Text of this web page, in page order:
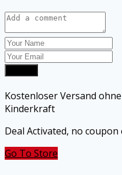
Kostenloser Versand
Kinderkraft
Deal Activated, no coupon
Go To Store